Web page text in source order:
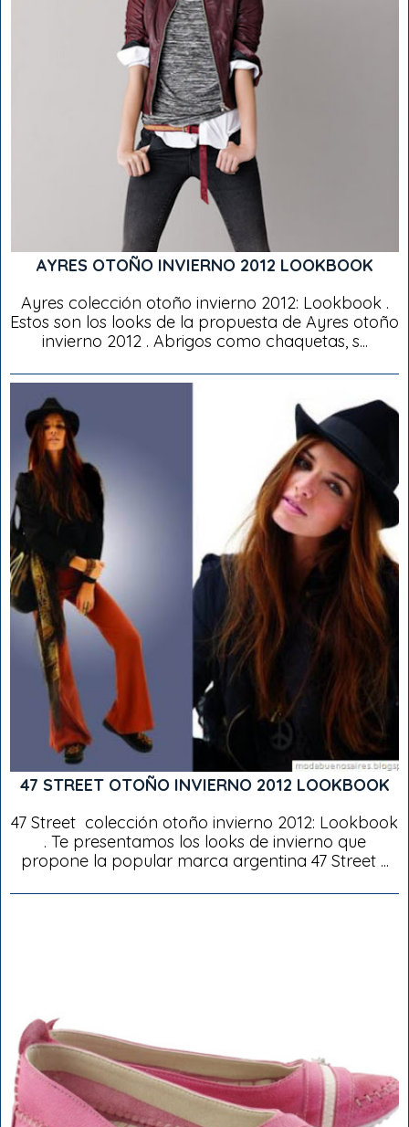
AYRES OTOÑO INVIERNO 2012 LOOKBOOK
Ayres colección otoño invierno 2012: Lookbook .
Estos son los looks de la propuesta de Ayres otoño
invierno 2012 . Abrigos como chaquetas, s...
47 STREET OTOÑO INVIERNO 2012 LOOKBOOK
47 Street colección otoño invierno 2012: Lookbook
. Te presentamos los looks de invierno que
propone la popular marca argentina 47 Street ...